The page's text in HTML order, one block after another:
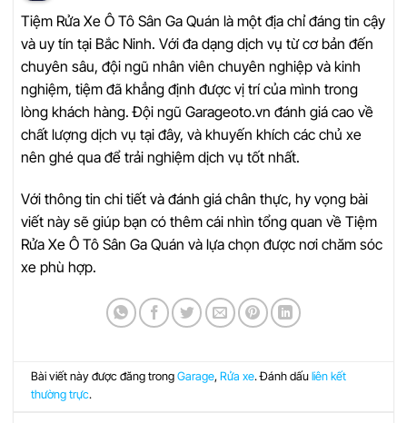
Tiệm Rửa Xe Ô Tô Sân Ga Quán là một địa chỉ đáng tin cậy
và uy tín tại Bắc Ninh. Với đa dạng dịch vụ từ cơ bản đến
chuyên sâu, đội ngũ nhân viên chuyên nghiệp và kinh
nghiệm, tiệm đã khẳng định được vị trí của mình trong
lòng khách hàng. Đội ngũ Garageoto.vn đánh giá cao về
chất lượng dịch vụ tại đây, và khuyến khích các chủ xe
nên ghé qua để trải nghiệm dịch vụ tốt nhất.
Với thông tin chi tiết và đánh giá chân thực, hy vọng bài
viết này sẽ giúp bạn có thêm cái nhìn tổng quan về Tiệm
Rửa Xe Ô Tô Sân Ga Quán và lựa chọn được nơi chăm sóc
xe phù hợp.
Bài viết này được đăng trongGarage,Rửa xe. Đánh dấuliên kết
thường trực.